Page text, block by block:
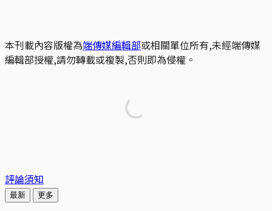
本刊載內容版權為端傳媒編輯部或相關單位所有,未經端傳媒
編輯部授權,請勿轉載或複製,否則即為侵權。
評論須知
最新 更多